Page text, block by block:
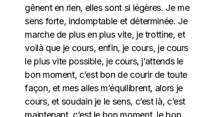
gênent en rien, elles sont si légères. Je me
sens forte, indomptable et déterminée. Je
marche de plus en plus vite, je trottine, et
voilà que je cours, enfin, je cours, je cours
le plus vite possible, je cours, j’attends le
bon moment, c’est bon de courir de toute
façon, et mes ailes m’équilibrent, alors je
cours, et soudain je le sens, c’est là, c’est
maintenant, c’est le bon moment, le bon